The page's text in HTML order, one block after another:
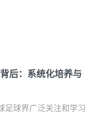
后：系统化培养与
足球界广泛关注和学习